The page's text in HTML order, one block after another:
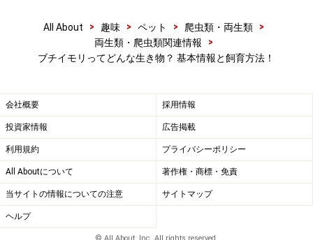
レッドエフトは陸生であるため焼き赤玉土・水苔・ヤシ
ても良い
容器内レイアウト
レッドエフトは体を浸せる水容器とシ
ェルターを設置する。成体は水場中心のアクアテラリウ
ム。流木などで陸地を作る。水場は観賞魚用フィルター
で濾過をした方がよい
All About > 趣味 > ペット > 爬虫類・両生類
>
両生類・爬虫類関連情報
>
ブチイモリってどんな生き物？ 基本情報と飼育方法！
会社概要 採用情報
投資家情報 広告掲載
利用規約 プライバシーポリシー
All Aboutについて 著作権・商標・免責
当サイトの情報についての注意 サイトマップ
ヘルプ